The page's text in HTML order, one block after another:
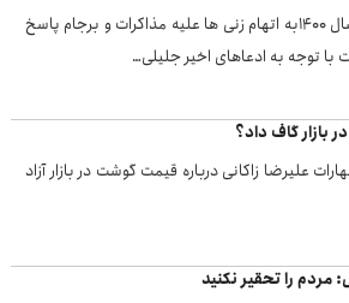
حسن روحانی در خردادماه سال ۱۴۰۰به اتهام زنی ها علیه مذاکرات و برجام پاسخ
با توجه به ادعاهای اخیر جلیلی…
بازار گاف داد؟
علیرضا زاکانی درباره قیمت گوشت در بازار آزاد
مردم را تحقیر نکنید